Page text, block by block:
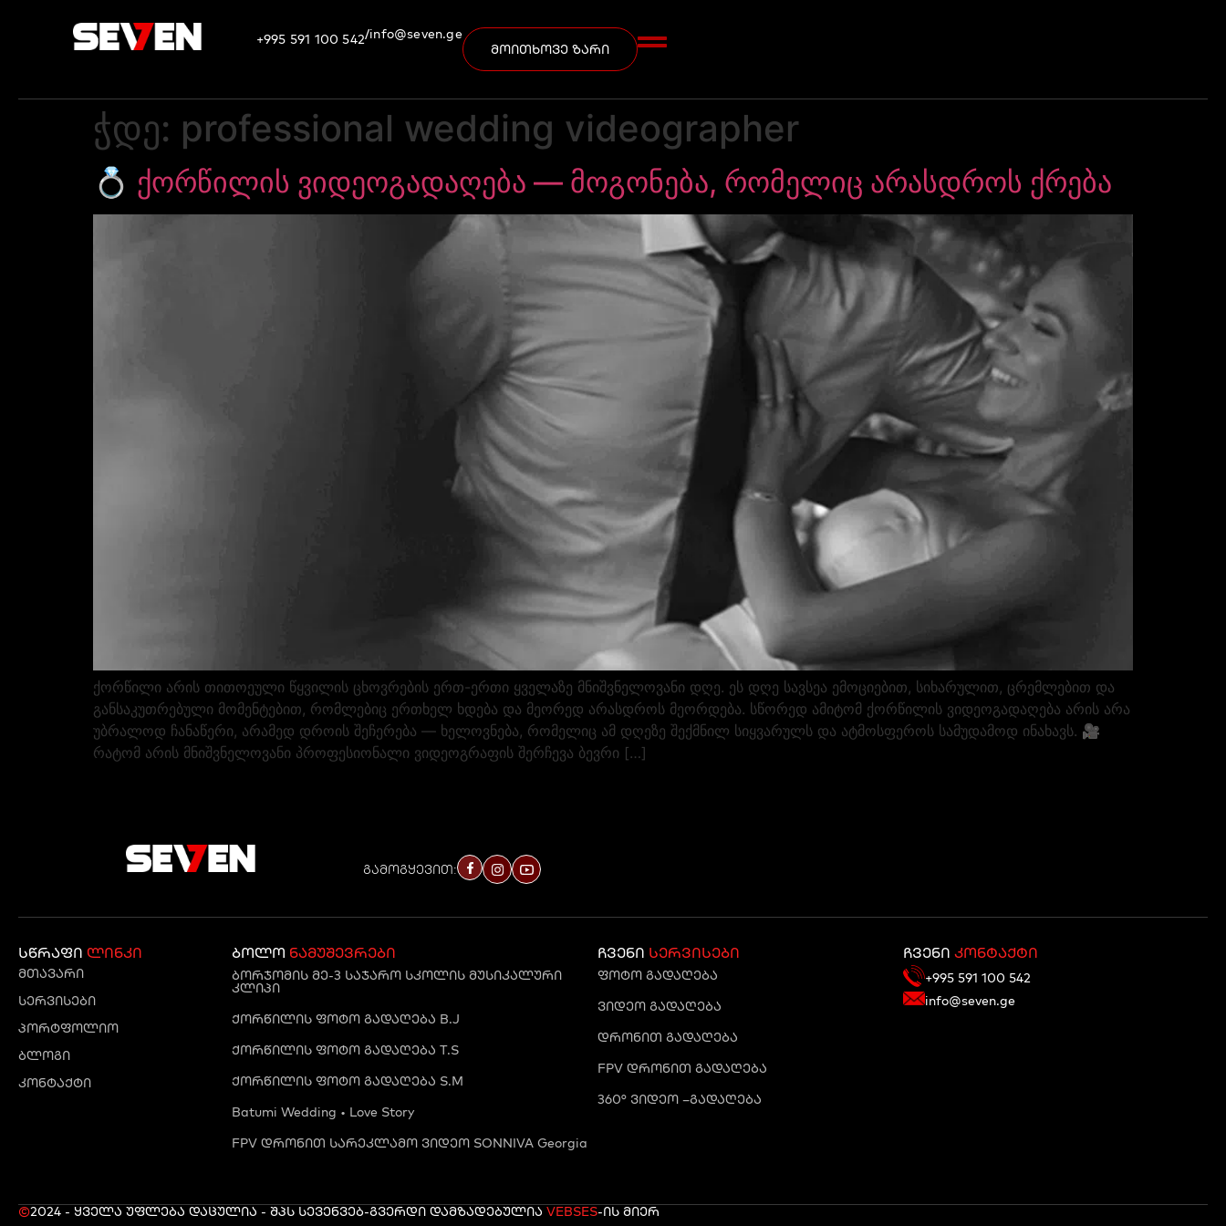
+995 591 100 542/info@seven.ge
მოითხოვე ზარი
ჭდე: professional wedding videographer
💍 ქორწილის ვიდეოგადაღება — მოგონება, რომელიც არასდროს ქრება
ქორწილი არის თითოეული წყვილის ცხოვრების ერთ-ერთი ყველაზე მნიშვნელოვანი დღე. ეს დღე სავსეა ემოციებით, სიხარულით, ცრემლებით და
განსაკუთრებული მომენტებით, რომლებიც ერთხელ ხდება და მეორედ არასდროს მეორდება. სწორედ ამიტომ ქორწილის ვიდეოგადაღება არის არა
უბრალოდ ჩანაწერი, არამედ დროის შეჩერება — ხელოვნება, რომელიც ამ დღეზე შექმნილ სიყვარულს და ატმოსფეროს სამუდამოდ ინახავს. 🎥
რატომ არის მნიშვნელოვანი პროფესიონალი ვიდეოგრაფის შერჩევა ბევრი […]
გამოგყევით:
სწრაფი ლინკი
მთავარი
სერვისები
პორტფოლიო
ბლოგი
კონტაქტი
ბოლო ნამუშევრები
ბორჯომის მე-3 საჯარო სკოლის მუსიკალური
კლიპი
ქორწილის ფოტო გადაღება B.J
ქორწილის ფოტო გადაღება T.S
ქორწილის ფოტო გადაღება S.M
Batumi Wedding • Love Story
FPV დრონით სარეკლამო ვიდეო SONNIVA Georgia
ჩვენი სერვისები
ფოტო გადაღება
ვიდეო გადაღება
დრონით გადაღება
FPV დრონით გადაღება
360° ვიდეო –გადაღება
ჩვენი კონტაქტი
+995 591 100 542
info@seven.ge
©2024 - ყველა უფლება დაცულია - შპს სევენვებ-გვერდი დამზადებულია VEBSES-ის მიერ